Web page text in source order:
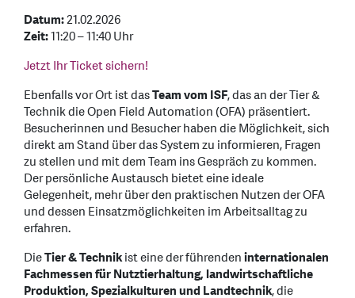
Datum:21.02.2026
Zeit:11:20 – 11:40 Uhr
Jetzt Ihr Ticket sichern!
Ebenfalls vor Ort ist dasTeam vom ISF, das an der Tier &
Technik die Open Field Automation (OFA) präsentiert.
Besucherinnen und Besucher haben die Möglichkeit, sich
direkt am Stand über das System zu informieren, Fragen
zu stellen und mit dem Team ins Gespräch zu kommen.
Der persönliche Austausch bietet eine ideale
Gelegenheit, mehr über den praktischen Nutzen der OFA
und dessen Einsatzmöglichkeiten im Arbeitsalltag zu
erfahren.
DieTier & Technikist eine der führendeninternationalen
Fachmessen für Nutztierhaltung, landwirtschaftliche
Produktion, Spezialkulturen und Landtechnik, die